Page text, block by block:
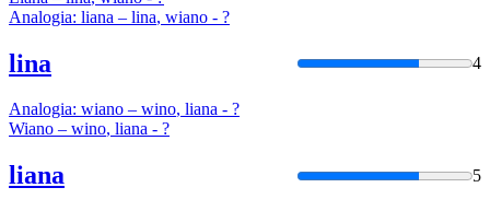
Analogia: liana – lina, wiano - ?
lina 4
Analogia: wiano – wino, liana - ?
Wiano – wino, liana - ?
liana 5